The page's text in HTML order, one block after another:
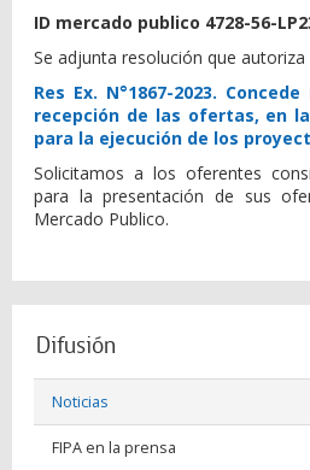
ID mercado publico 4728-56-
Se adjunta resolución que autoriza
Res Ex. N°1867-2023.
recepción de las ofertas, en
para la ejecución de los
Solicitamos a los oferentes
para la presentación de sus
Mercado Publico.
Difusión
Noticias
FIPA en la prensa